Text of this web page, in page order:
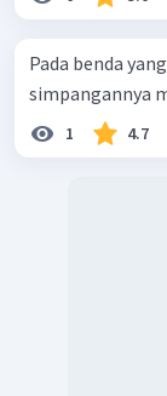
Pada benda
simpangannya
1 4.7